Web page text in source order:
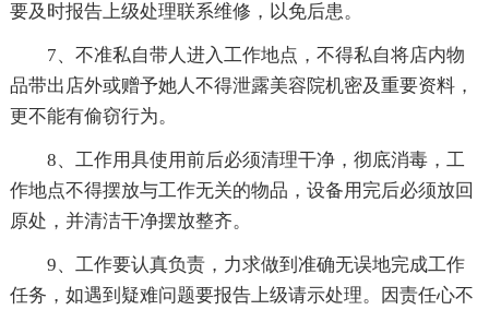
要及时报告上级处理联系维修，以免后患。
7、不准私自带人进入工作地点，不得私自将店内物
品带出店外或赠予她人不得泄露美容院机密及重要资料，
更不能有偷窃行为。
8、工作用具使用前后必须清理干净，彻底消毒，工
作地点不得摆放与工作无关的物品，设备用完后必须放回
原处，并清洁干净摆放整齐。
9、工作要认真负责，力求做到准确无误地完成工作
任务，如遇到疑难问题要报告上级请示处理。因责任心不